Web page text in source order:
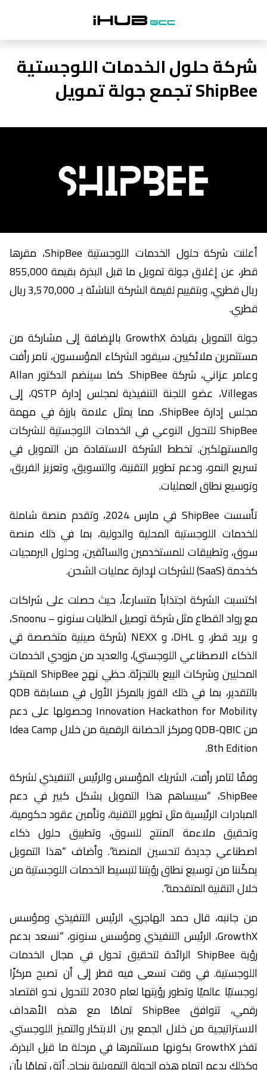
شركة حلول الخدمات اللوجستية
ShipBee تجمع جولة تمويل
أعلنت شركة حلول الخدمات اللوجستية ShipBee، مقرها
قطر، عن إغلاق جولة تمويل ما قبل البذرة بقيمة 855,000
ريال قطري، وبتقييم لقيمة الشركة الناشئة بـ 3,570,000 ريال
قطري.
جولة التمويل بقيادة GrowthX بالإضافة إلى مشاركة من
مستثمرين ملائكيين. سيقود الشركاء المؤسسون، تامر رأفت
وعامر عزاني، شركة ShipBee. كما سينضم الدكتور Allan
Villegas، عضو اللجنة التنفيذية لمجلس إدارة QSTP، إلى
مجلس إدارة ShipBee، مما يمثل علامة بارزة في مهمة
ShipBee للتحول النوعي في الخدمات اللوجستية للشركات
والمستهلكين. تخطط الشركة الاستفادة من التمويل في
تسريع النمو، ودعم تطوير التقنية، والتسويق، وتعزيز الفريق،
وتوسيع نطاق العمليات.
تأسست ShipBee في مارس 2024، وتقدم منصة شاملة
للخدمات اللوجستية المحلية والدولية، بما في ذلك منصة
سوق، وتطبيقات للمستخدمين والسائقين، وحلول البرمجيات
كخدمة (SaaS) للشركات لإدارة عمليات الشحن.
اكتسبت الشركة اجتذاباً متسارعاً، حيث حصلت على شراكات
مع رواد القطاع مثل شركة توصيل الطلبات سنونو – Snoonu،
و بريد قطر، و DHL، و NEXX (شركة صينية متخصصة قي
الذكاء الاصطناعي اللوجستي)، والعديد من مزودي الخدمات
المحليين وشركات البيع بالتجزئة. حظي نهج ShipBee المبتكر
بالتقدير، بما في ذلك الفوز بالمركز الأول في مسابقة QDB
Innovation Hackathon for Mobility وحصولها على دعم
من QDB-QBIC ومركز الحضانة الرقمية من خلال Idea Camp
8th Edition.
وفقًا لتامر رأفت، الشريك المؤسس والرئيس التنفيذي لشركة
ShipBee، “سيساهم هذا التمويل بشكل كبير في دعم
المبادرات الرئيسية مثل تطوير التقنية، وتأمين عقود حكومية،
وتحقيق ملاءمة المنتج للسوق، وتطبيق حلول ذكاء
اصطناعي جديدة لتحسين المنصة”. وأضاف “هذا التمويل
يمكّننا من توسيع نطاق رؤيتنا لتبسيط الخدمات اللوجستية من
خلال التقنية المتقدمة”.
من جانبه، قال حمد الهاجري، الرئيس التنفيذي ومؤسس
GrowthX، الرئيس التنفيذي ومؤسس سنونو، “نسعد بدعم
رؤية ShipBee الرائدة لتحقيق تحول في مجال الخدمات
اللوجستية. في وقت تسعى فيه قطر إلى أن تصبح مركزًا
لوجستيًا عالميًا وتطور رؤيتها لعام 2030 للتحول نحو اقتصاد
رقمي، تتوافق ShipBee تمامًا مع هذه الأهداف
الاستراتيجية من خلال الجمع بين الابتكار والتميز اللوجستي.
تفخر GrowthX بكونها مستثمرها في مرحلة ما قبل البذرة،
وكذلك بدعم إتمام هذه الجولة التمويلية بنجاح. أثق تمامًا بأن